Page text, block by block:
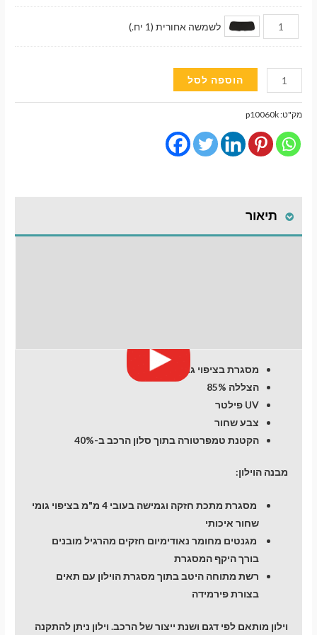
לשמשה אחורית (1 יח.)
כמות
של
וילונות
השחרה
מגנטיים
Chevrolet
Trax
הוספה לסל
מק"ט:p10060k
תיאור
מסגרת בציפוי גומי
הצללה 85%
UV פילטר
צבע שחור
הקטנת טמפרטורה בתוך סלון הרכב ב-40%
מבנה הוילון:
מסגרת מתכת חזקה וגמישה בעובי 4 מ"מ בציפוי גומי
שחור איכותי
מגנטים מחומר נאודימיום חזקים מהרגיל מובנים
בורך היקף המסגרת
רשת מתוחה היטב בתוך מסגרת הוילון עם תאים
בצורת פירמידה
וילון מותאם לפי דגם ושנת ייצור של הרכב. וילון ניתן להתקנה